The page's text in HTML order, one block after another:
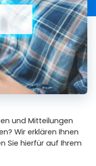
und Mitteilungen
Wir erklären Ihnen
Sie hierfür auf Ihrem